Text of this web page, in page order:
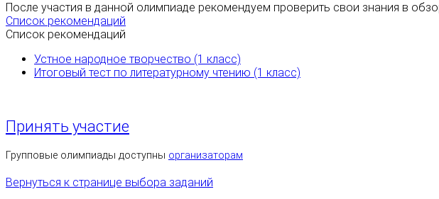
После участия в данной олимпиаде рекомендуем проверить свои знания в
Список рекомендаций
Список рекомендаций
Устное народное творчество (1 класс)
Итоговый тест по литературному чтению (1 класс)
Принять участие
Групповые олимпиады доступны организаторам
Вернуться к странице выбора заданий